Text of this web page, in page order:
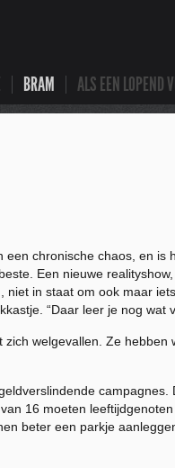
BRAM ALS EEN LOPEND
chronische chaos, en is
Een nieuwe
in staat om ook maar
“Daar leer je nog wat
welgevallen. Ze hebben
campagnes.
16 moeten
beter een parkje